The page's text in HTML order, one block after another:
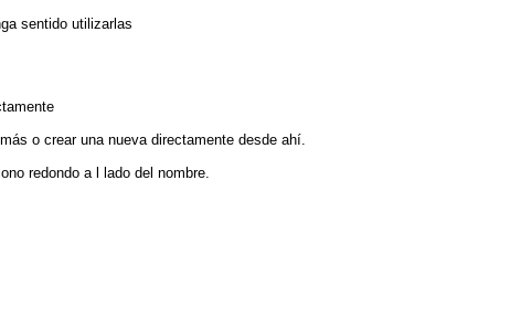
sentido utilizarlas
o crear una nueva directamente desde ahí.
redondo a l lado del nombre.